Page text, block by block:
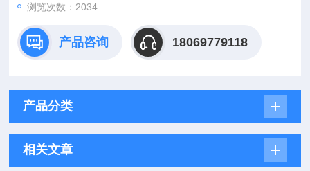
浏览次数：2034
产品咨询 18069779118
产品分类
相关文章